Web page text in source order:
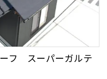
フ スーパーガルテ